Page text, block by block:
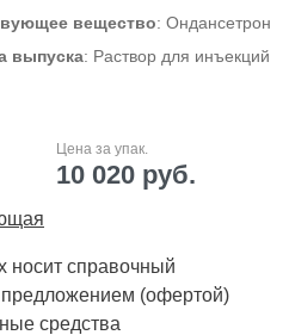
вещество: Ондансетрон
выпуска: Раствор для инъекций
Цена за упак.
10 020 руб.
носит справочный
предложением (офертой)
средства